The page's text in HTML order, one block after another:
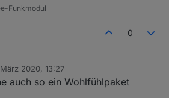
Stick brauche.
Funkmodul
0
2020, 13:27
auch so ein Wohlfühlpaket